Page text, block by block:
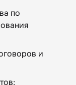
по
и